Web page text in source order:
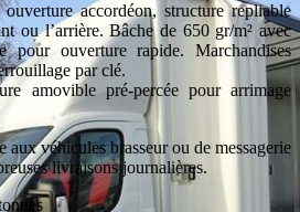
accordéon, structure repliable
ou l’arrière. Bâche de 650 gr/m² avec
pour ouverture rapide. Marchandises
par clé.
amovible pré-percée pour arrimage
aux véhicules brasseur ou de messagerie
livraisons journalières.